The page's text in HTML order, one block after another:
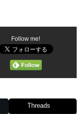
Follow me!
Threads